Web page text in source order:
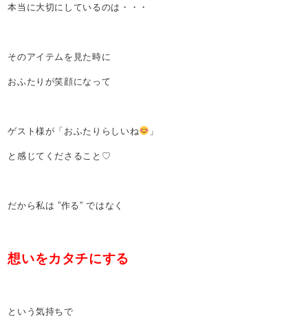
本当に大切にしているのは・・・
そのアイテムを見た時に
おふたりが笑顔になって
ゲスト様が「おふたりらしいね 」
と感じてくださること♡
だから私は ”作る” ではなく
想いをカタチにする
という気持ちで